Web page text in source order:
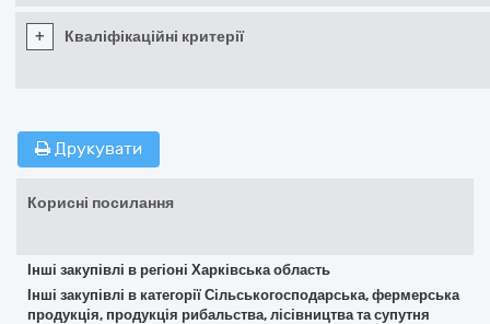
+ Кваліфікаційні критерії
Друкувати
Корисні посилання
Інші закупівлі в регіоні Харківська область
Інші закупівлі в категорії Сільськогосподарська, фермерська
продукція, продукція рибальства, лісівництва та супутня